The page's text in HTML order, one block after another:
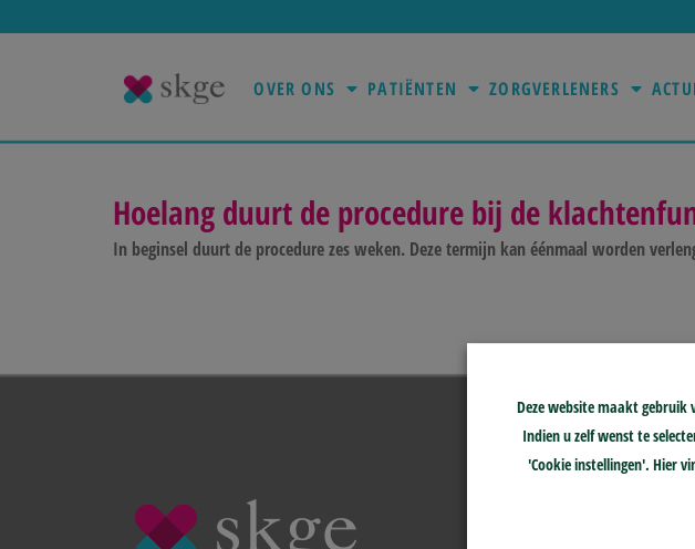
OVER ONS PATIËNTEN ZORGVERLENERS
Hoelang duurt de procedure bij de
In beginsel duurt de procedure zes weken. Deze termijn kan éénmaal worden
Deze website maakt gebruik
Indien u zelf wenst te
'Cookie instellingen'. Hier